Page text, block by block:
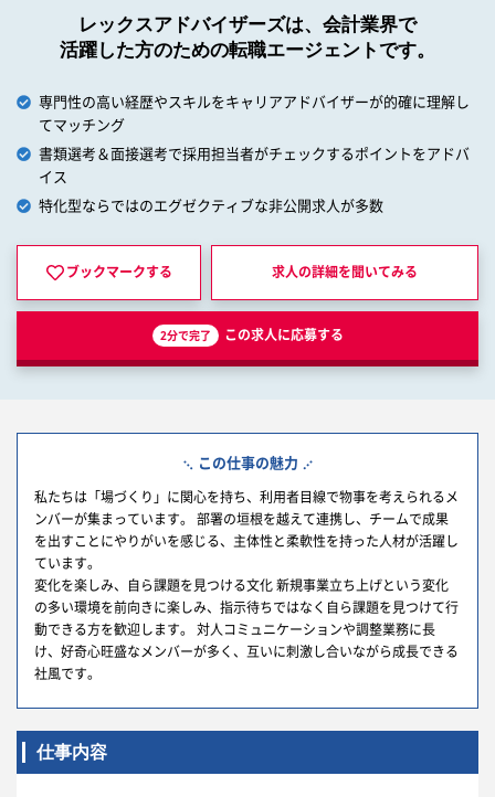
レックスアドバイザーズは、会計業界で
活躍した方のための転職エージェントです。
専門性の高い経歴やスキルをキャリアアドバイザーが的確に理解し
てマッチング
書類選考＆面接選考で採用担当者がチェックするポイントをアドバ
イス
特化型ならではのエグゼクティブな非公開求人が多数
ブックマークする 求人の詳細を聞いてみる
2分で完了 この求人に応募する
この仕事の魅力
私たちは「場づくり」に関心を持ち、利用者目線で物事を考えられるメ
ンバーが集まっています。 部署の垣根を越えて連携し、チームで成果
を出すことにやりがいを感じる、主体性と柔軟性を持った人材が活躍し
ています。
変化を楽しみ、自ら課題を見つける文化 新規事業立ち上げという変化
の多い環境を前向きに楽しみ、指示待ちではなく自ら課題を見つけて行
動できる方を歓迎します。 対人コミュニケーションや調整業務に長
け、好奇心旺盛なメンバーが多く、互いに刺激し合いながら成長できる
社風です。
仕事内容